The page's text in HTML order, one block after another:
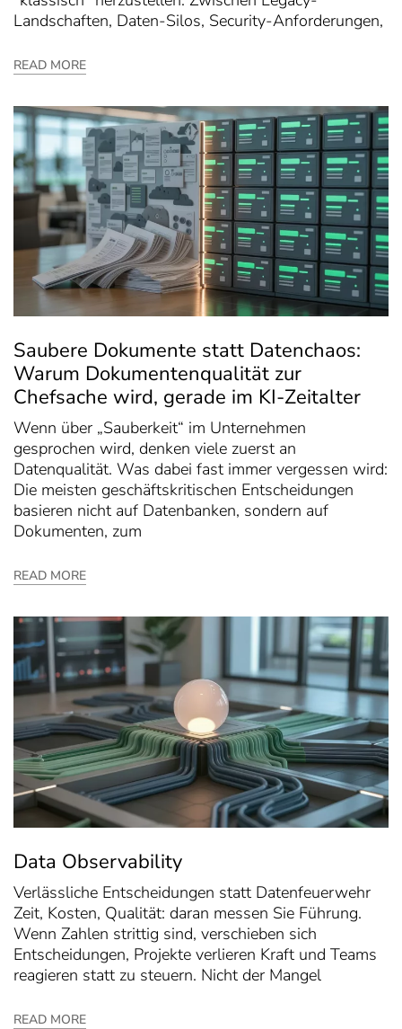
Landschaften, Daten-Silos, Security-Anforderungen,
READ MORE
Saubere Dokumente statt Datenchaos:
Warum Dokumentenqualität zur
Chefsache wird, gerade im KI-Zeitalter
Wenn über „Sauberkeit“ im Unternehmen
gesprochen wird, denken viele zuerst an
Datenqualität. Was dabei fast immer vergessen wird:
Die meisten geschäftskritischen Entscheidungen
basieren nicht auf Datenbanken, sondern auf
Dokumenten, zum
READ MORE
Data Observability
Verlässliche Entscheidungen statt Datenfeuerwehr
Zeit, Kosten, Qualität: daran messen Sie Führung.
Wenn Zahlen strittig sind, verschieben sich
Entscheidungen, Projekte verlieren Kraft und Teams
reagieren statt zu steuern. Nicht der Mangel
READ MORE